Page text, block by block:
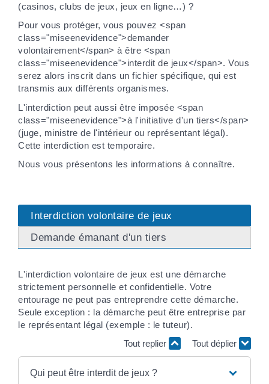
(casinos, clubs de jeux, jeux en ligne…) ?
Pour vous protéger, vous pouvez <span
class="miseenevidence">demander
volontairement</span> à être <span
class="miseenevidence">interdit de jeux</span>. Vous
serez alors inscrit dans un fichier spécifique, qui est
transmis aux différents organismes.
L'interdiction peut aussi être imposée <span
class="miseenevidence">à l'initiative d'un tiers</span>
(juge, ministre de l'intérieur ou représentant légal).
Cette interdiction est temporaire.
Nous vous présentons les informations à connaître.
Interdiction volontaire de jeux
Demande émanant d'un tiers
L'interdiction volontaire de jeux est une démarche
strictement personnelle et confidentielle. Votre
entourage ne peut pas entreprendre cette démarche.
Seule exception : la démarche peut être entreprise par
le représentant légal (exemple : le tuteur).
Tout replier
Tout déplier
Qui peut être interdit de jeux ?